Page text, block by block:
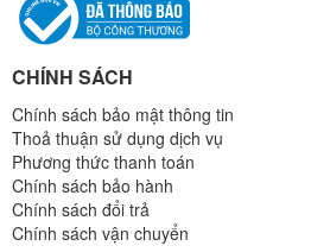
CHÍNH SÁCH
Chính sách bảo mật thông tin
Thoả thuận sử dụng dịch vụ
Phương thức thanh toán
Chính sách bảo hành
Chính sách đổi trả
Chính sách vận chuyển